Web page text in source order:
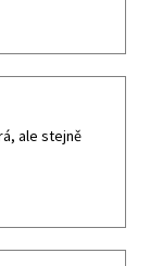
ale stejně